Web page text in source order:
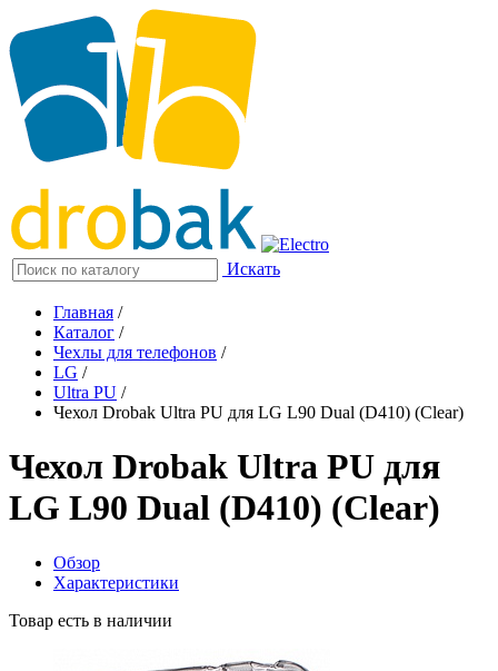
Искать
Главная /
Каталог /
Чехлы для телефонов /
LG /
Ultra PU /
Чехол Drobak Ultra PU для LG L90 Dual (D410) (Clear)
Чехол Drobak Ultra PU для
LG L90 Dual (D410) (Clear)
Обзор
Характеристики
Товар есть в наличии